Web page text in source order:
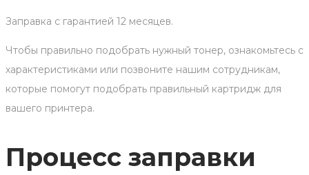
Заправка с гарантией 12 месяцев.
Чтобы правильно подобрать нужный тонер, ознакомьтесь с
характеристиками или позвоните нашим сотрудникам,
которые помогут подобрать правильный картридж для
вашего принтера.
Процесс заправки